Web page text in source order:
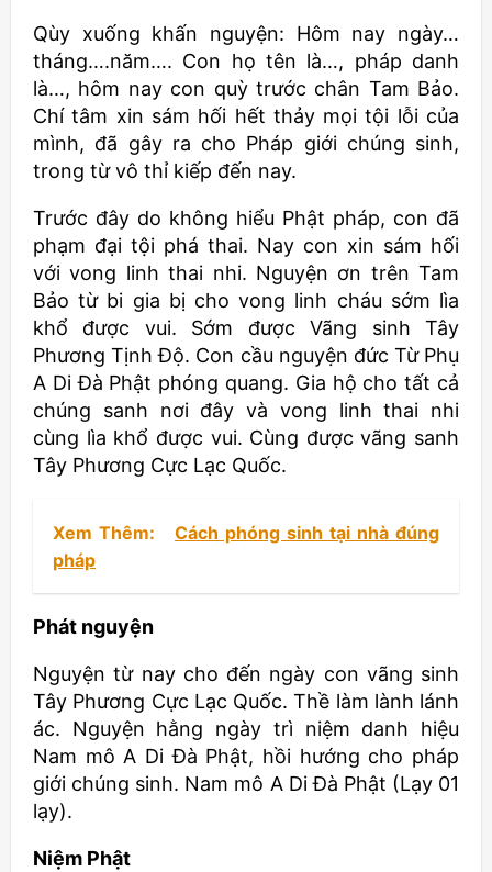
Qùy xuống khấn nguyện: Hôm nay ngày…
tháng….năm…. Con họ tên là…, pháp danh
là…, hôm nay con quỳ trước chân Tam Bảo.
Chí tâm xin sám hối hết thảy mọi tội lỗi của
mình, đã gây ra cho Pháp giới chúng sinh,
trong từ vô thỉ kiếp đến nay.
Trước đây do không hiểu Phật pháp, con đã
phạm đại tội phá thai. Nay con xin sám hối
với vong linh thai nhi. Nguyện ơn trên Tam
Bảo từ bi gia bị cho vong linh cháu sớm lìa
khổ được vui. Sớm được Vãng sinh Tây
Phương Tịnh Độ. Con cầu nguyện đức Từ Phụ
A Di Đà Phật phóng quang. Gia hộ cho tất cả
chúng sanh nơi đây và vong linh thai nhi
cùng lìa khổ được vui. Cùng được vãng sanh
Tây Phương Cực Lạc Quốc.
Xem Thêm:
Cách phóng sinh tại nhà đúng
pháp
Phát nguyện
Nguyện từ nay cho đến ngày con vãng sinh
Tây Phương Cực Lạc Quốc. Thề làm lành lánh
ác. Nguyện hằng ngày trì niệm danh hiệu
Nam mô A Di Đà Phật, hồi hướng cho pháp
giới chúng sinh. Nam mô A Di Đà Phật (Lạy 01
lạy).
Niệm Phật